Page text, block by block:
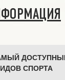
СПОРТА